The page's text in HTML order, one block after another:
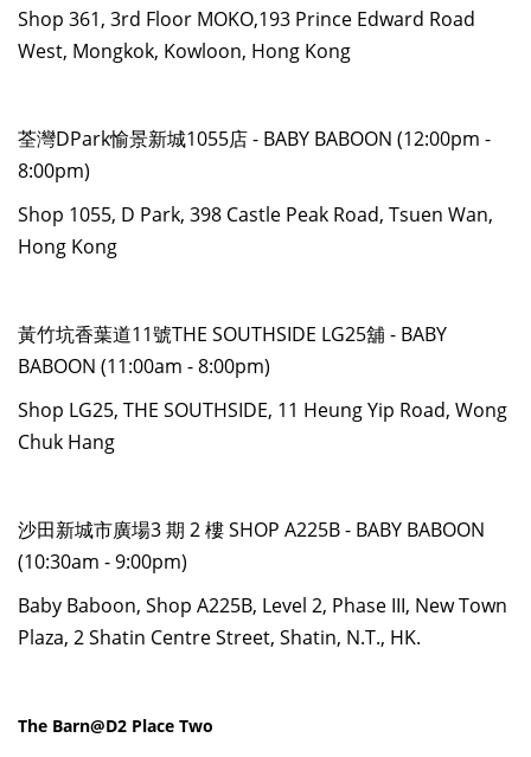
Shop 361, 3rd Floor MOKO,193 Prince Edward Road
West, Mongkok, Kowloon, Hong Kong
荃灣DPark愉景新城1055店 - BABY BABOON (12:00pm -
8:00pm)
Shop 1055, D Park, 398 Castle Peak Road, Tsuen Wan,
Hong Kong
黃竹坑香葉道11號THE SOUTHSIDE LG25舖 - BABY
BABOON (11:00am - 8:00pm)
Shop LG25, THE SOUTHSIDE, 11 Heung Yip Road, Wong
Chuk Hang
沙田新城市廣場3 期 2 樓 SHOP A225B - BABY BABOON
(10:30am - 9:00pm)
Baby Baboon, Shop A225B, Level 2, Phase III, New Town
Plaza, 2 Shatin Centre Street, Shatin, N.T., HK.
The Barn@D2 Place Two